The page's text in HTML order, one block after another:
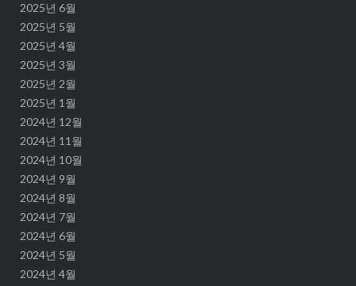
2025년 6월
2025년 5월
2025년 4월
2025년 3월
2025년 2월
2025년 1월
2024년 12월
2024년 11월
2024년 10월
2024년 9월
2024년 8월
2024년 7월
2024년 6월
2024년 5월
2024년 4월